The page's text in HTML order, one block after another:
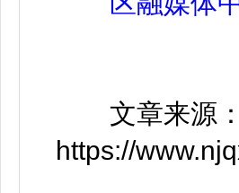
文章来源：
https://